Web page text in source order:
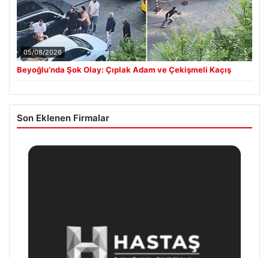
05/08/2026
Beyoğlu’nda Şok Olay: Çıplak Adam ve Çekişmeli Kaçış
Son Eklenen Firmalar